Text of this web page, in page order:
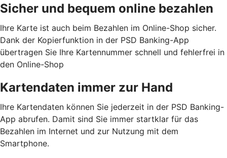
Sicher und bequem online bezahlen
Ihre Karte ist auch beim Bezahlen im Online-Shop sicher.
Dank der Kopierfunktion in der PSD Banking-App
übertragen Sie Ihre Kartennummer schnell und fehlerfrei in
den Online-Shop
Kartendaten immer zur Hand
Ihre Kartendaten können Sie jederzeit in der PSD Banking-
App abrufen. Damit sind Sie immer startklar für das
Bezahlen im Internet und zur Nutzung mit dem
Smartphone.